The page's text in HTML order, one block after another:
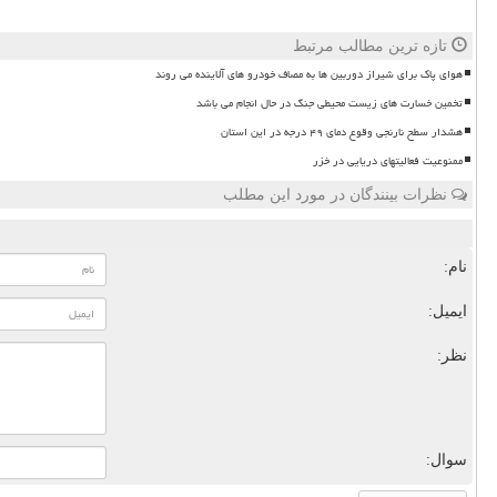
تازه ترین مطالب مرتبط
هوای پاک برای شیراز دوربین ها به مصاف خودرو های آلاینده می روند
تخمین خسارت های زیست محیطی جنگ در حال انجام می باشد
هشدار سطح نارنجی وقوع دمای ۴۹ درجه در این استان
ممنوعیت فعالیتهای دریایی در خزر
نظرات بینندگان در مورد این مطلب
نام:
ایمیل:
نظر:
سوال: